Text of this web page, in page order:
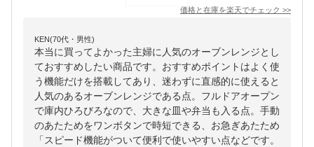
価格と在庫を楽天でチェック >>
KEN(70代・男性)
本当に買ってよかった主婦に人気のオーブンレンジとし
ておすすめしたい商品です。おすすめポイントはよく使
う機能だけを搭載してあり、迷わずに直感的に使えると
人気のあるオーブンレンジである点。フルドアオープン
で庫内ひろびろなので、大きな皿や弁当も入る点。手動
のあたためをワンボタンで時短できる、お急ぎあたため
「スピード機能がついて便利で使いやすい点などです。